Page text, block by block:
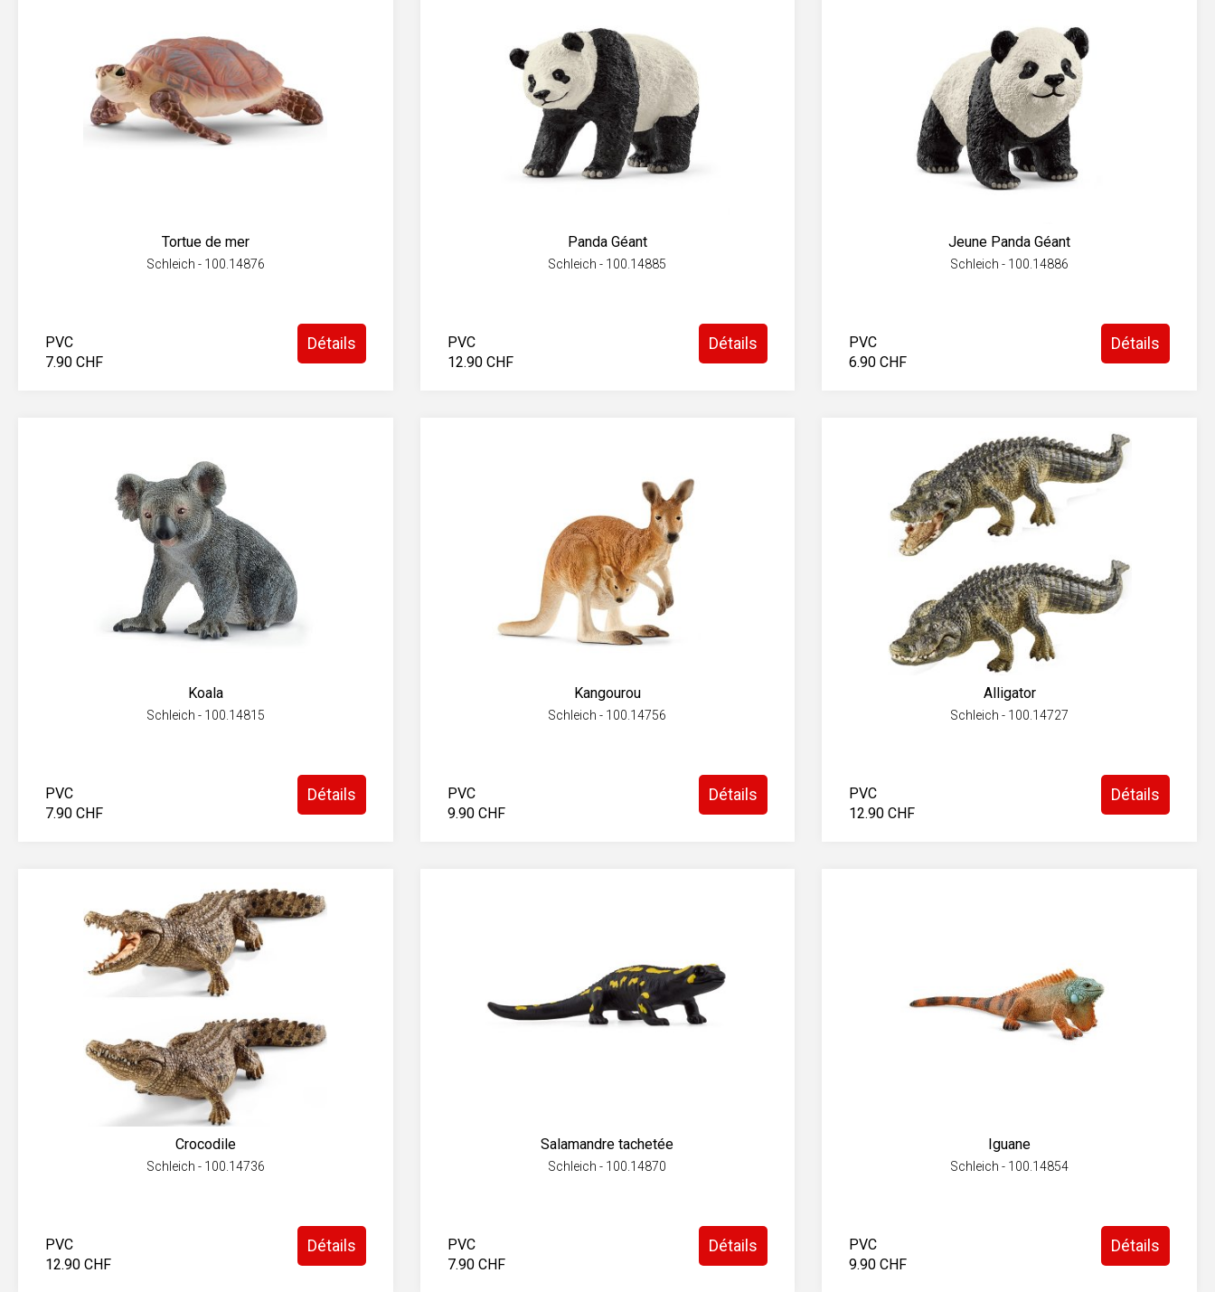
Tortue de mer
Schleich - 100.14876
PVC
7.90 CHF
Détails
Panda Géant
Schleich - 100.14885
PVC
12.90 CHF
Détails
Jeune Panda Géant
Schleich - 100.14886
PVC
6.90 CHF
Détails
Koala
Schleich - 100.14815
PVC
7.90 CHF
Détails
Kangourou
Schleich - 100.14756
PVC
9.90 CHF
Détails
Alligator
Schleich - 100.14727
PVC
12.90 CHF
Détails
Crocodile
Schleich - 100.14736
PVC
12.90 CHF
Détails
Salamandre tachetée
Schleich - 100.14870
PVC
7.90 CHF
Détails
Iguane
Schleich - 100.14854
PVC
9.90 CHF
Détails